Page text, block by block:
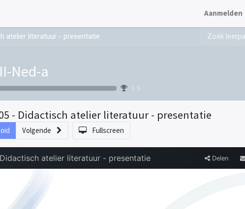
Aanmelden
atelier literatuur - presentatie
Ned-a
0 %
- Didactisch atelier literatuur - presentatie
Volgende Fullscreen